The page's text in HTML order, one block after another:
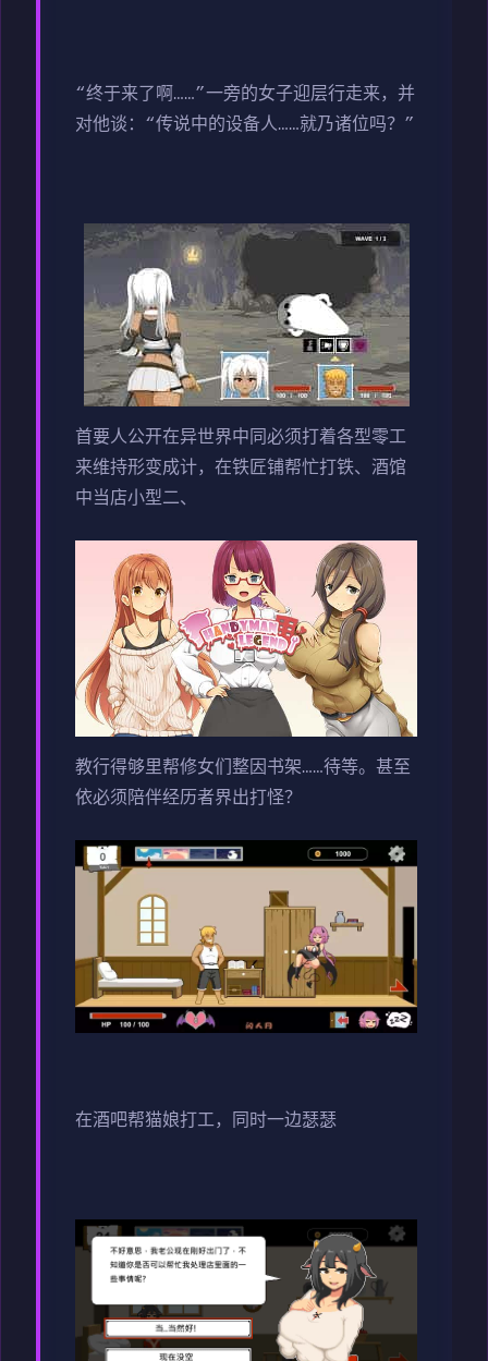
“终于来了啊……”一旁的女子迎层行走来，并
对他谈：“传说中的设备人……就乃诸位吗？”
首要人公开在异世界中同必须打着各型零工
来维持形变成计，在铁匠铺帮忙打铁、酒馆
中当店小型二、
教行得够里帮修女们整因书架……待等。甚至
依必须陪伴经历者界出打怪？
在酒吧帮猫娘打工，同时一边瑟瑟